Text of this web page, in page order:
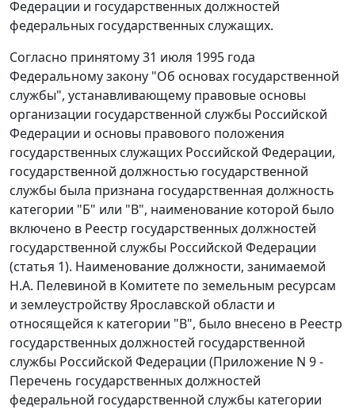
Федерации и государственных должностей
федеральных государственных служащих.
Согласно принятому 31 июля 1995 года
Федеральному закону "Об основах государственной
службы", устанавливающему правовые основы
организации государственной службы Российской
Федерации и основы правового положения
государственных служащих Российской Федерации,
государственной должностью государственной
службы была признана государственная должность
категории "Б" или "В", наименование которой было
включено в Реестр государственных должностей
государственной службы Российской Федерации
(статья 1). Наименование должности, занимаемой
Н.А. Пелевиной в Комитете по земельным ресурсам
и землеустройству Ярославской области и
относящейся к категории "В", было внесено в Реестр
государственных должностей государственной
службы Российской Федерации (Приложение N 9-
Перечень государственных должностей
федеральной государственной службы категории